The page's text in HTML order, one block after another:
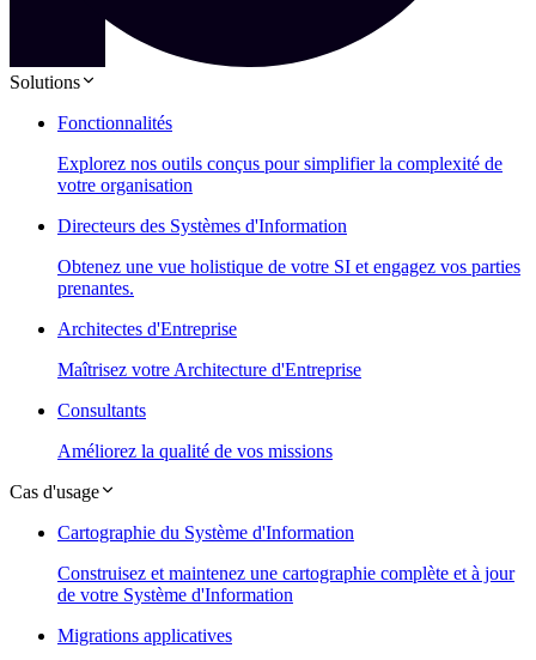
Solutions
Fonctionnalités
Explorez nos outils conçus pour simplifier la complexité de
votre organisation
Directeurs des Systèmes d'Information
Obtenez une vue holistique de votre SI et engagez vos parties
prenantes.
Architectes d'Entreprise
Maîtrisez votre Architecture d'Entreprise
Consultants
Améliorez la qualité de vos missions
Cas d'usage
Cartographie du Système d'Information
Construisez et maintenez une cartographie complète et à jour
de votre Système d'Information
Migrations applicatives